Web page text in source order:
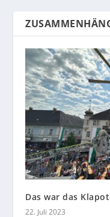
Das war das
22. Juli 2023